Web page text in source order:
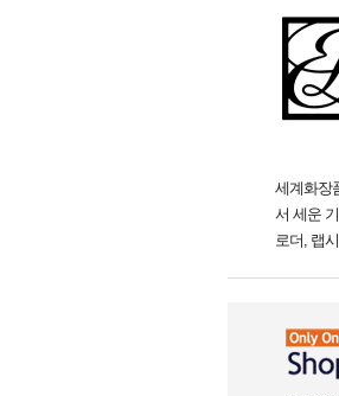
세계화장
서 세운
로더, 랩